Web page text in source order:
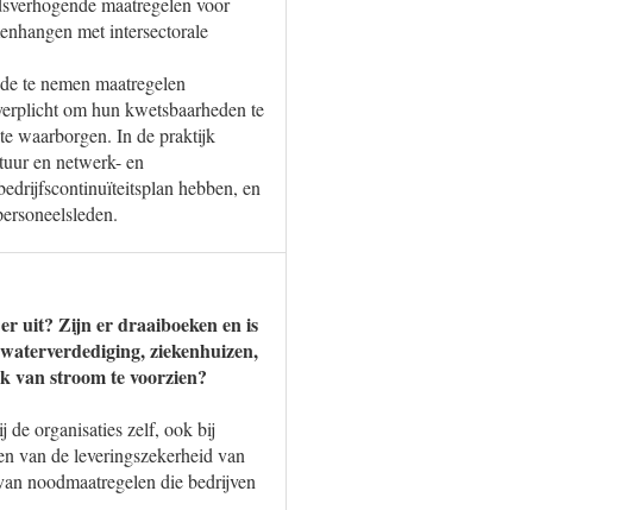
met intersectorale
te nemen maatregelen
om hun kwetsbaarheden te
waarborgen. In de praktijk
en netwerk- en
hebben, en
uit? Zijn er draaiboeken en is
ziekenhuizen,
van stroom te voorzien?
de organisaties zelf, ook bij
van de leveringszekerheid van
noodmaatregelen die bedrijven